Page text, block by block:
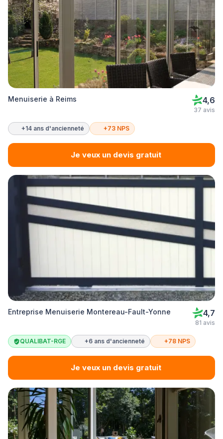
Menuiserie à Reims 4,6
37 avis
+14 ans d'ancienneté +73 NPS
Je veux un devis gratuit
Entreprise Menuiserie Montereau-Fault-Yonne 4,7
81 avis
QUALIBAT-RGE +6 ans d'ancienneté +78 NPS
Je veux un devis gratuit